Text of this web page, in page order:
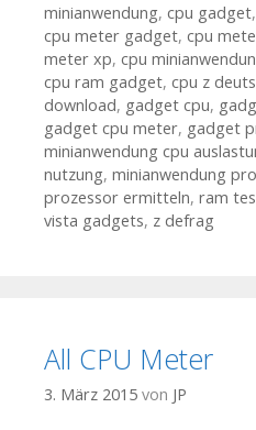
minianwendung, cpu gadget,
cpu meter gadget, cpu
meter xp, cpu
cpu ram gadget, cpu z
download, gadget cpu,
gadget cpu meter, gadget
minianwendung cpu
nutzung, minianwendung
prozessor ermitteln, ram
vista gadgets, z defrag
All CPU Meter
3. März 2015 von JP